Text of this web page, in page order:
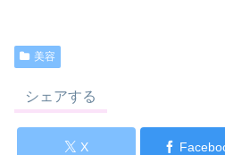
美容
シェアする
X